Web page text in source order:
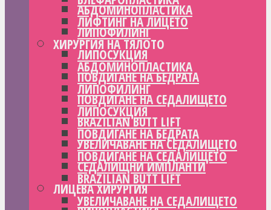
АБДОМИНОПЛАСТИКА
ЛИПОФИЛИНГ
ЛИПОСУКЦИЯ
ПОВДИГАНЕ НА БЕДРАТА
ПОВДИГАНЕ НА СЕДАЛИЩЕТО
BRAZILIAN BUTT LIFT
УВЕЛИЧАВАНЕ НА СЕДАЛИЩЕТО
СЕДАЛИЩНИ ИМПЛАНТИ
ЛИЦЕВА ХИРУРГИЯ
ЛИФТИНГ НА ЛИЦЕТО
ХИРУРГИЯ НА ТЯЛОТО
АБДОМИНОПЛАСТИКА
ЛИПОФИЛИНГ
ЛИПОСУКЦИЯ
ПОВДИГАНЕ НА БЕДРАТА
ПОВДИГАНЕ НА СЕДАЛИЩЕТО
BRAZILIAN BUTT LIFT
УВЕЛИЧАВАНЕ НА СЕДАЛИЩЕТО